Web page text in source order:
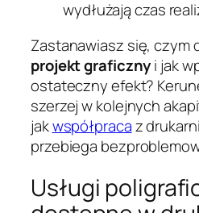
wydłużają czas
Zastanawiasz się, czym
projekt graficznyi jak
ostateczny efekt?
szerzej w kolejnych
jakwspółpracaz
przebiega
Usługi